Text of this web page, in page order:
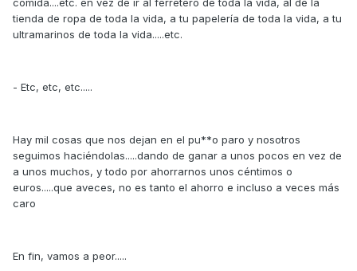
tienda de ropa de toda la vida, a tu papelería de toda la vida, a tu
ultramarinos de toda la vida.....etc.
- Etc, etc, etc.....
Hay mil cosas que nos dejan en el pu**o paro y nosotros
seguimos haciéndolas.....dando de ganar a unos pocos en vez de
a unos muchos, y todo por ahorrarnos unos céntimos o
euros.....que aveces, no es tanto el ahorro e incluso a veces más
caro
En fin, vamos a peor.....